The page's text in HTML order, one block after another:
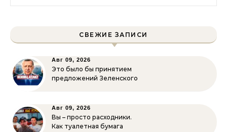
СВЕЖИЕ ЗАПИСИ
Авг 09, 2026
Это было бы принятием
предложений Зеленского
Авг 09, 2026
Вы – просто расходники.
Как туалетная бумага